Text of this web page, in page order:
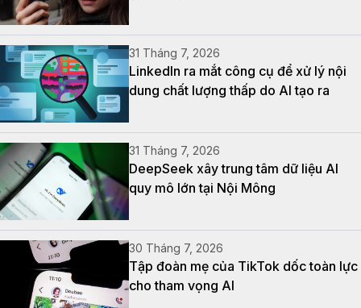
31 Tháng 7, 2026
LinkedIn ra mắt công cụ để xử lý nội
dung chất lượng thấp do AI tạo ra
31 Tháng 7, 2026
DeepSeek xây trung tâm dữ liệu AI
quy mô lớn tại Nội Mông
30 Tháng 7, 2026
Tập đoàn mẹ của TikTok dốc toàn lực
cho tham vọng AI